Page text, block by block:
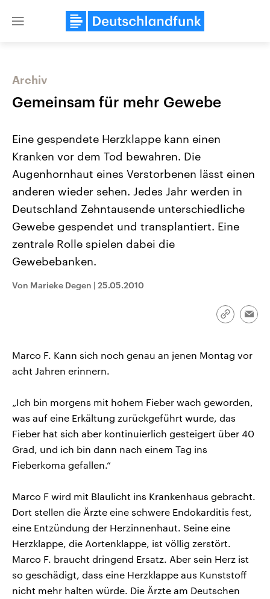
Close
Landtagswahl Sachsen-Anhalt
Alle Informationen
Sachsen-Anhalt wählt am 6.
September 2026 einen neuen
Landtag. Seit 2021 wird das
Bundesland von einer Koalition aus
Umfragen, Prognosen,
USA
Aktuelle Beiträge,
Hintergründe
Wirtschaftlich und
gehören die Vereinigten
Archiv
Gemeinsam für mehr Gewebe
Eine gespendete Herzklappe kann einen
Kranken vor dem Tod bewahren. Die
Augenhornhaut eines Verstorbenen lässt einen
anderen wieder sehen. Jedes Jahr werden in
Deutschland Zehntausende unterschiedliche
Gewebe gespendet und transplantiert. Eine
zentrale Rolle spielen dabei die
Gewebebanken.
Von Marieke Degen | 25.05.2010
Link
Marco F. Kann sich noch genau an jenen Montag vor
acht Jahren erinnern.
„Ich bin morgens mit hohem Fieber wach geworden,
was auf eine Erkältung zurückgeführt wurde, das
Fieber hat sich aber kontinuierlich gesteigert über 40
Grad, und ich bin dann nach einem Tag ins
Fieberkoma gefallen.“
Marco F wird mit Blaulicht ins Krankenhaus gebracht.
Dort stellen die Ärzte eine schwere Endokarditis fest,
eine Entzündung der Herzinnenhaut. Seine eine
Herzklappe, die Aortenklappe, ist völlig zerstört.
Marco F. braucht dringend Ersatz. Aber sein Herz ist
so geschädigt, dass eine Herzklappe aus Kunststoff
nicht mehr halten würde. Die Ärzte am Deutschen